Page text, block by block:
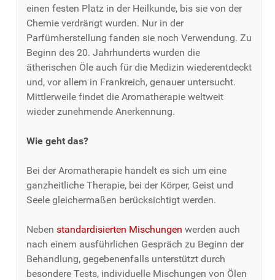
einen festen Platz in der Heilkunde, bis sie von der
Chemie verdrängt wurden. Nur in der
Parfümherstellung fanden sie noch Verwendung. Zu
Beginn des 20. Jahrhunderts wurden die
ätherischen Öle auch für die Medizin wiederentdeckt
und, vor allem in Frankreich, genauer untersucht.
Mittlerweile findet die Aromatherapie weltweit
wieder zunehmende Anerkennung.
Wie geht das?
Bei der Aromatherapie handelt es sich um eine
ganzheitliche Therapie, bei der Körper, Geist und
Seele gleichermaßen berücksichtigt werden.
Neben standardisierten Mischungen werden auch
nach einem ausführlichen Gespräch zu Beginn der
Behandlung, gegebenenfalls unterstützt durch
besondere Tests, individuelle Mischungen von Ölen